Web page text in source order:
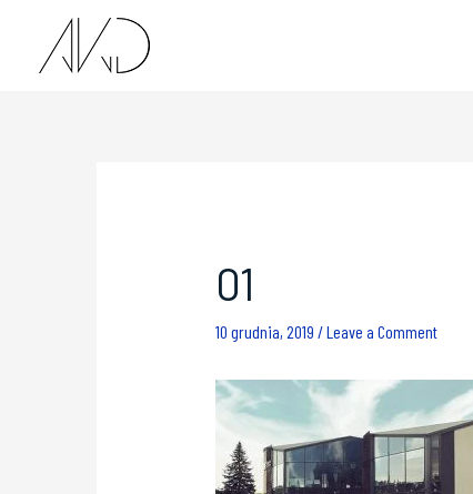
01
10 grudnia, 2019 /Leave a Comment